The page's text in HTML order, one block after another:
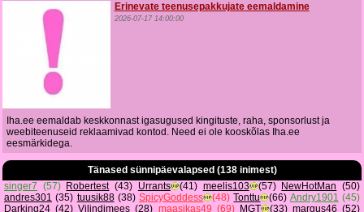
Erinevate teenusepakkujate eemaldamine
2026-07-17 14:00:00
Iha.ee eemaldab keskkonnast igasugused kingituste, raha, sponsorlust ja
weebiteenuseid reklaamivad kontod. Need ei ole kooskõlas Iha.ee
eesmärkidega.
Tänased sünnipäevalapsed (138 inimest)
singer7 (57) Robertest(43) Urrants (41) meelis103 (57) NewHotMan (50)
andres301 (35) tuusik88(38) SpicyGoddess (48) Tonttu (66) Andry1901 (45)
Darking24 (42) Viljndimees (28) maasikas49 (69) MGT (33) margus46 (52)